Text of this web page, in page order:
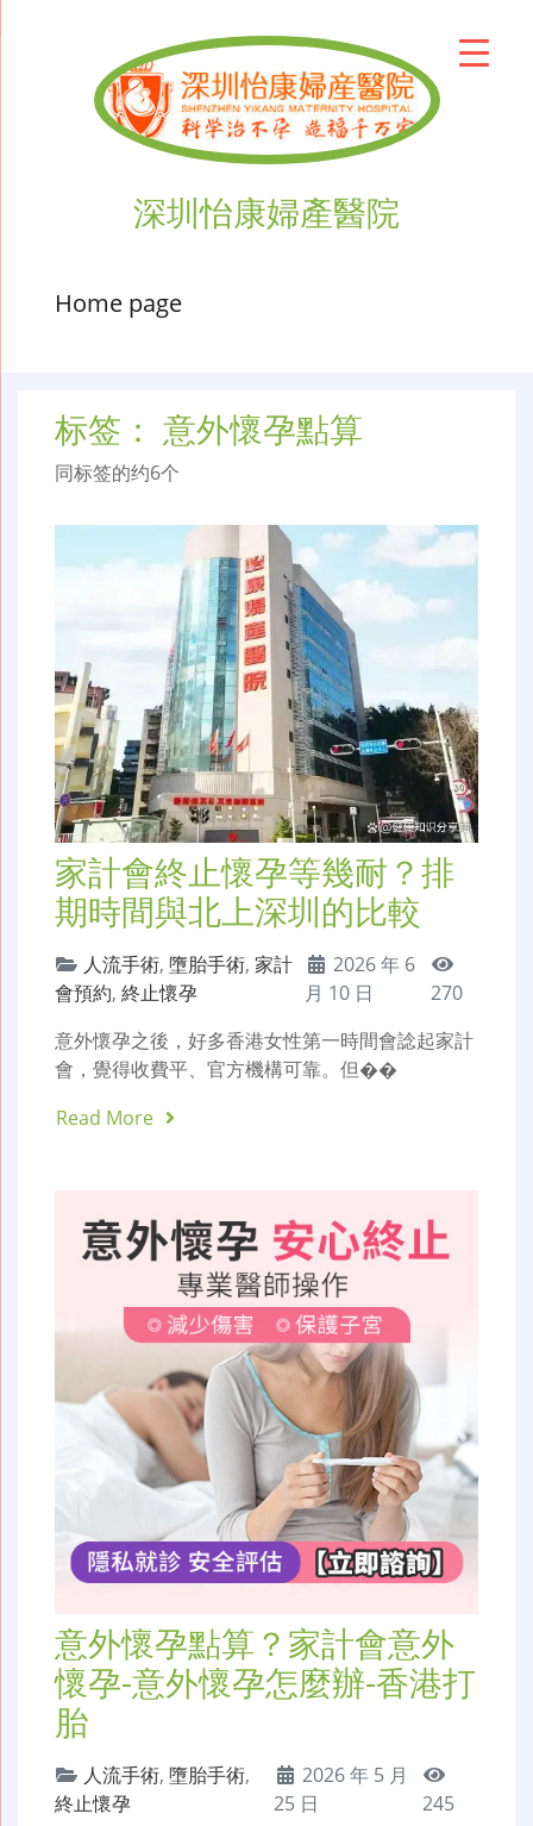
深圳怡康婦產醫院
Home page
标签： 意外懷孕點算
同标签的约6个
家計會終止懷孕等幾耐？排
期時間與北上深圳的比較
人流手術, 墮胎手術, 家計
會預約, 終止懷孕
2026 年 6
月 10 日
270
意外懷孕之後，好多香港女性第一時間會諗起家計
會，覺得收費平、官方機構可靠。但��
Read More
意外懷孕點算？家計會意外
懷孕-意外懷孕怎麼辦-香港打
胎
人流手術, 墮胎手術,
終止懷孕
2026 年 5 月
25 日
245